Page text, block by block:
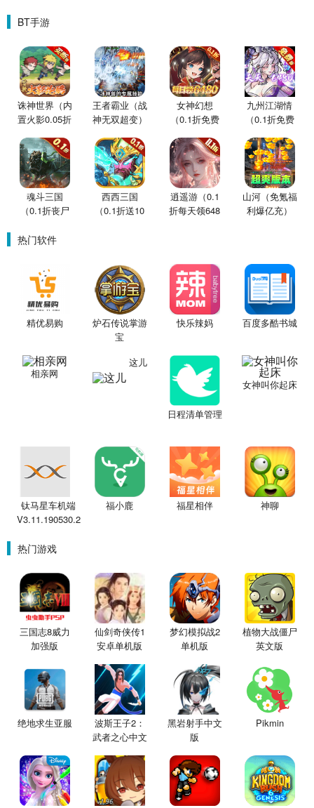
BT手游
诛神世界（内
置火影0.05折
王者霸业（战
神无双超变）
女神幻想
（0.1折免费
九州江湖情
（0.1折免费
魂斗三国
（0.1折丧尸
西西三国
（0.1折送10
逍遥游（0.1
折每天领648
山河（免氪福
利爆亿充）
热门软件
精优易购
炉石传说掌游
宝
快乐辣妈 百度多酷书城
相亲网
这儿
日程清单管理
女神叫你起床
钛马星车机端
V3.11.190530.2
福小鹿 福星相伴 神聊
热门游戏
三国志8威力
加强版
仙剑奇侠传1
安卓单机版
梦幻模拟战2
单机版
植物大战僵尸
英文版
绝地求生亚服
波斯王子2：
武者之心中文
黑岩射手中文
版
Pikmin